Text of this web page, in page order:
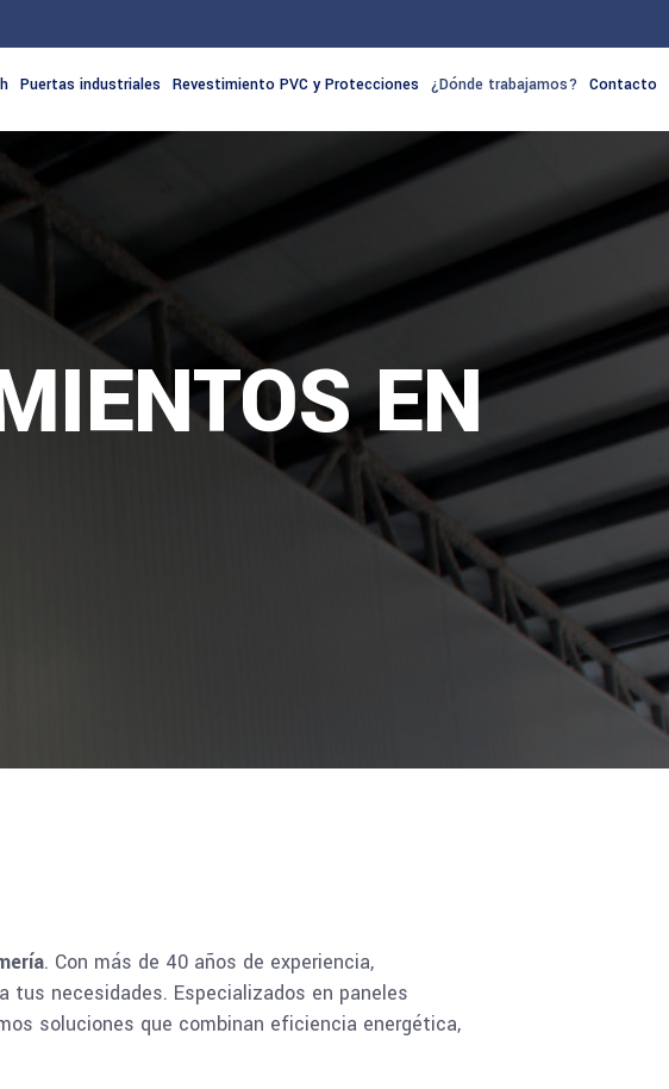
Puertas industriales Revestimiento PVC y Protecciones ¿Dónde trabajamos? Contacto
EN
. Con más de 40 años de experiencia,
necesidades. Especializados en paneles
soluciones que combinan eficiencia energética,